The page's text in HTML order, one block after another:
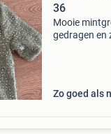
36
Mooie
gedragen en
Zo goed als